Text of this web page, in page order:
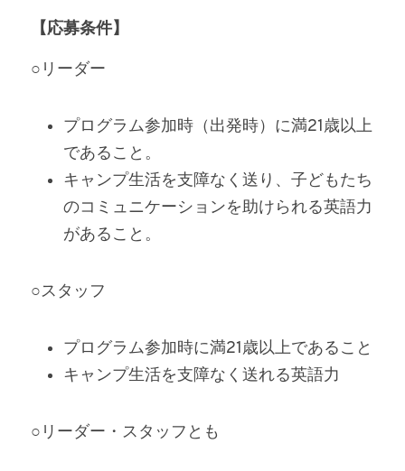
【応募条件】
○リーダー
プログラム参加時（出発時）に満21歳以上
であること。
キャンプ生活を支障なく送り、子どもたち
のコミュニケーションを助けられる英語力
があること。
○スタッフ
プログラム参加時に満21歳以上であること
キャンプ生活を支障なく送れる英語力
○リーダー・スタッフとも